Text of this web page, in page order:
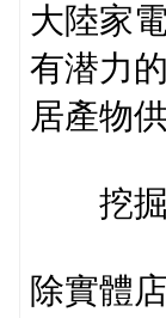
大陸家
有潜力
居產物
挖掘“
除實體